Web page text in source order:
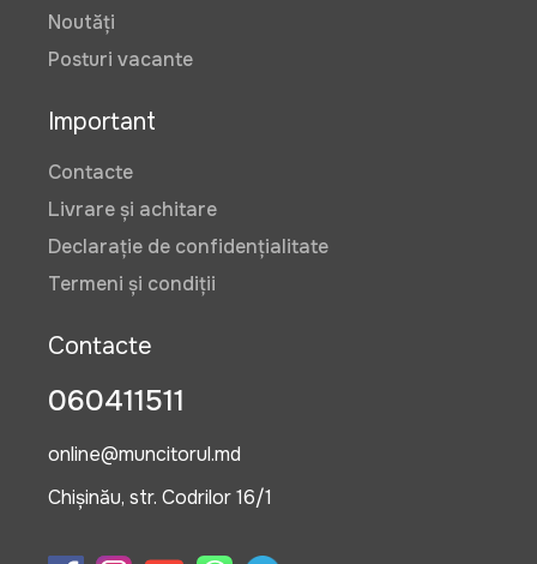
Noutăți
Posturi vacante
Important
Contacte
Livrare și achitare
Declarație de confidențialitate
Termeni și condiții
Contacte
060411511
online@muncitorul.md
Chișinău, str. Codrilor 16/1